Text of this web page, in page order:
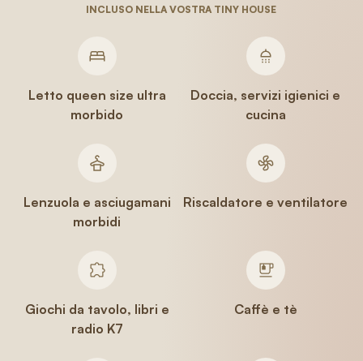
INCLUSO NELLA VOSTRA TINY HOUSE
Letto queen size ultra
morbido
Doccia, servizi igienici e
cucina
Lenzuola e asciugamani
morbidi
Riscaldatore e ventilatore
Giochi da tavolo, libri e
radio K7
Caffè e tè